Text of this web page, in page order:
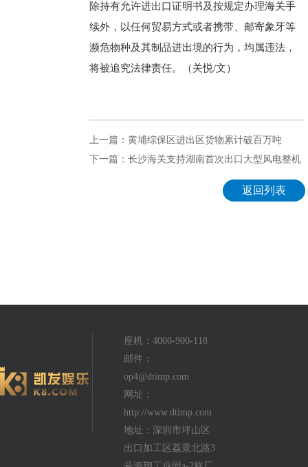
除持有允许进出口证明书及按规定办理海关手
续外，以任何贸易方式或者携带、邮寄象牙等
濒危物种及其制品进出境的行为，均属违法，
将被追究法律责任。（关悦/文）
上一篇：黄埔综保区进出区货物累计破百万吨
下一篇：长沙海关支持湖南首次出口大型风电整机
返回列表
座机：4000-900-118
邮件：
op4@dtimp.com
网址：
http://www.dtimp.com
地址：深圳市坪山区
出口加工区荔景北路3